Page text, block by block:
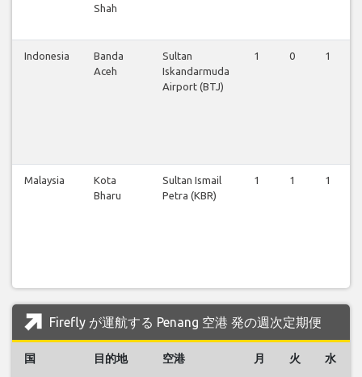
Shah
Indonesia
Banda
Aceh
Sultan
Iskandarmuda
Airport (BTJ)
1 0 1
Malaysia
Kota
Bharu
Sultan Ismail
Petra (KBR)
1 1 1
Firefly が運航する Penang 空港 発の週次定期便
国 目的地 空港 月 火 水